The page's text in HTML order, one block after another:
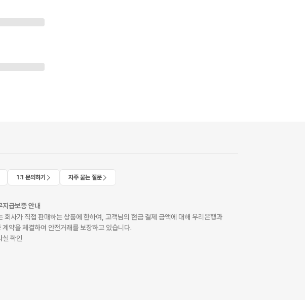
1:1 문의하기 자주 묻는 질문
급보증 안내
회사가 직접 판매하는 상품에 한하여, 고객님의 현금 결제 금액에 대해 우리은행과
계약을 체결하여 안전거래를 보장하고 있습니다.
실 확인